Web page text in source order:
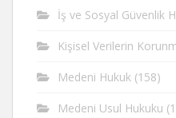
İş ve Sosyal Güvenlik
Kişisel Verilerin
Medeni Hukuk (158)
Medeni Usul Hukuku